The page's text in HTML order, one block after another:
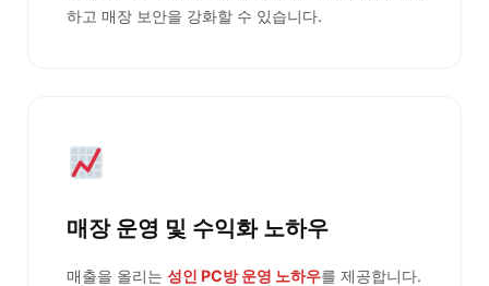
하고 매장 보안을 강화할 수 있습니다.
매장 운영 및 수익화 노하우
매출을 올리는 성인 PC방 운영 노하우를 제공합니다.